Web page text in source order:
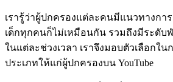
เรารู้ว่าผู้ปกครองแต่ละคนมีแนวทางกา
เด็กทุกคนก็ไม่เหมือนกัน รวมถึงมีระดั
ในแต่ละช่วงเวลา เราจึงมอบตัวเลือกใน
ประเภทให้แก่ผู้ปกครองบน YouTube